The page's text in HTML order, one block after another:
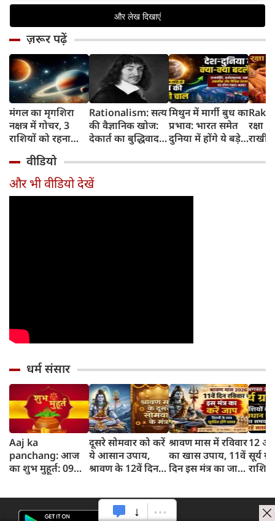
ज़रूर पढ़ें
मंगल का मृगशिरा
नक्षत्र में गोचर, 3
राशियों को रहना
सावधान
Rationalism: सत्य
की वैज्ञानिक खोज:
देकार्त का बुद्धिवाद
का जन्म
मिथुन में मार्गी बुध का
प्रभाव: भारत समेत
दुनिया में होंगे ये बड़े
रक्षा
राखी
वीडियो
और भी वीडियो देखें
धर्म संसार
Aaj ka
panchang: आज
का शुभ मुहूर्त: 09
समय
दूसरे सोमवार को करें
ये आसान उपाय,
श्रावण के 12वें दिन
श्रावण मास में रविवार
का खास उपाय, 11वें
दिन इस मंत्र का जाप
12
सूर्य